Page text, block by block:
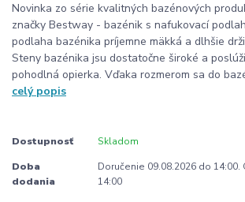
Novinka zo série kvalitných bazénových
značky Bestway - bazénik s nafukovací
podlaha bazénika príjemne mäkká a dlhšie
Steny bazénika jsu dostatočne široké a
pohodlná opierka. Vďaka rozmerom sa do
celý popis
Dostupnosť Skladom
Doba
dodania
Doručenie 09.08.2026 do
14:00